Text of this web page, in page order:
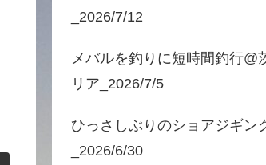
_2026/7/12
メバルを釣りに短時間釣行@
リア_2026/7/5
ひっさしぶりのショアジギン
_2026/6/30